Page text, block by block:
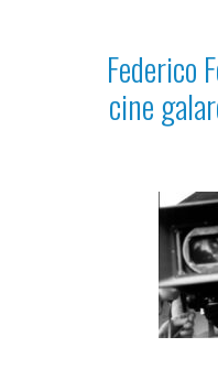
Federico
cine